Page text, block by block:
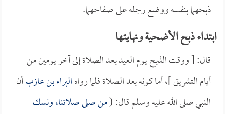
ذبحهما بنفسه ووضع رجله على صفاحهما.
ابتداء ذبح الأضحية ونهايتها
قال: [ ووقت الذبح يوم العيد بعد الصلاة إلى آخر يومين من
أيام التشريق ]، أما كونه بعد الصلاة فلما رواهالبراء بن عازبأن
النبي صلى الله عليه وسلم قال: (من صلى صلاتنا، ونسك